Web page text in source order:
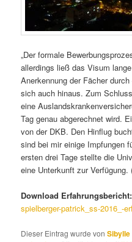
„Der formale
allerdings ließ das Visum
Anerkennung der Fächer
sich auch hinaus. Zum
eine
Tag genau abgerechnet wird.
von der DKB. Den Hinflug
sind bei mir einige Impfungen
ersten drei Tage stellte die
eine Unterkunft zur Verfügung.
Download Erfahrungsbericht:
spielberger-patrick_ss-2016_-
Dieser Eintrag wurde vonSibylle